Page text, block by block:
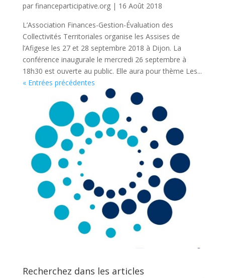
par financeparticipative.org| 16 Août 2018
L’Association Finances-Gestion-Évaluation des
Collectivités Territoriales organise les Assises de
l’Afigese les 27 et 28 septembre 2018 à Dijon. La
conférence inaugurale le mercredi 26 septembre à
18h30 est ouverte au public. Elle aura pour thème Les...
« Entrées précédentes
Recherchez dans les articles